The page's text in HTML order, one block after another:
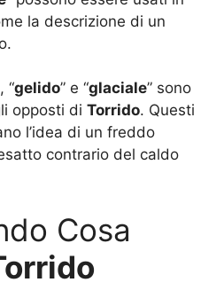
la descrizione di un
“gelido” e “glaciale” sono
opposti di Torrido. Questi
l’idea di un freddo
contrario del caldo
Cosa